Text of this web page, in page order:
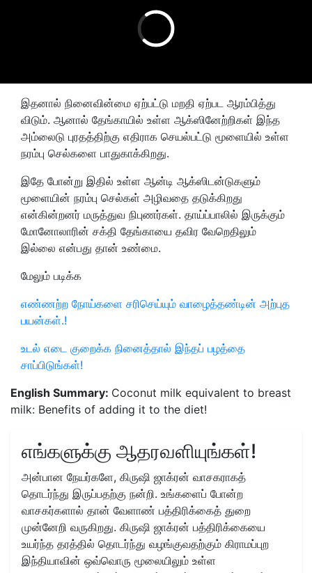
இதனால் நினைவின்மை ஏற்பட்டு மறதி ஏற்பட ஆரம்பித்து
விடும். ஆனால் தேங்காயில் உள்ள ஆக்ஸினேற்றிகள் இந்த
அம்லைடு புரதத்திற்கு எதிராக செயல்பட்டு மூளையில் உள்ள
நரம்பு செல்களை பாதுகாக்கிறது.
இதே போன்று இதில் உள்ள ஆன்டி ஆக்ஸிடன்டுகளும்
மூளையின் நரம்பு செல்கள் அழிவதை தடுக்கிறது
என்கின்றனர் மருத்துவ நிபுணர்கள். தாய்ப்பாலில் இருக்கும்
மோனோலாரின் சக்தி தேங்காயை தவிர வேறெதிலும்
இல்லை என்பது தான் உண்மை.
மேலும் படிக்க
எண்ணற்ற நோய்களை சரிசெய்யும் வாழைத்தண்டின் அற்புத
பயன்கள்.!
உடல் எடை குறைக்க நினைத்தால் இந்தப் பழத்தை
சாப்பிடுங்கள்!
English Summary: Coconut milk equivalent to breast
milk: Benefits of adding it to the diet!
எங்களுக்கு ஆதரவளியுங்கள்!
அன்பான நேயர்களே, கிருஷி ஜாக்ரன் வாசகராகத்
தொடர்ந்து இருப்பதற்கு நன்றி. உங்களைப் போன்ற
வாசகர்களால் தான் வேளாண் பத்திரிக்கைத் துறை
முன்னேறி வருகிறது. கிருஷி ஜாக்ரன் பத்திரிக்கையை
உயர்ந்த தரத்தில் தொடர்ந்து வழங்குவதற்கும் கிராமப்புற
இந்தியாவின் ஒவ்வொரு மூலையிலும் உள்ள